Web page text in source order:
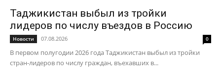
Таджикистан выбыл из тройки
лидеров по числу въездов в Россию
Новости 07.08.2026 0
В первом полугодии 2026 года Таджикистан выбыл из тройки
стран-лидеров по числу граждан, въехавших в...